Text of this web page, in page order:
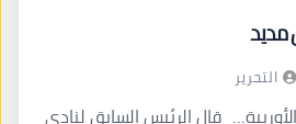
مديد
التحرير
الرئيس السابق لنادي